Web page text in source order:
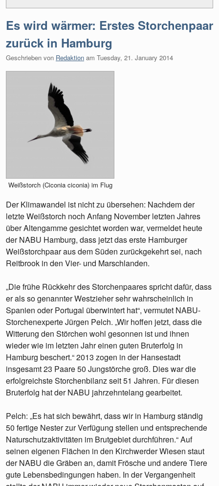
Es wird wärmer: Erstes Storchenpaar
zurück in Hamburg
Geschrieben von Redaktion am Tuesday, 21. January 2014
Weißstorch (Ciconia ciconia) im Flug
Der Klimawandel ist nicht zu übersehen: Nachdem der
letzte Weißstorch noch Anfang November letzten Jahres
über Altengamme gesichtet worden war, vermeldet heute
der NABU Hamburg, dass jetzt das erste Hamburger
Weißstorchpaar aus dem Süden zurückgekehrt sei, nach
Reitbrook in den Vier- und Marschlanden.
„Die frühe Rückkehr des Storchenpaares spricht dafür, dass
er als so genannter Westzieher sehr wahrscheinlich in
Spanien oder Portugal überwintert hat“, vermutet NABU-
Storchenexperte Jürgen Pelch. „Wir hoffen jetzt, dass die
Witterung den Störchen wohl gesonnen ist und ihnen
wieder wie im letzten Jahr einen guten Bruterfolg in
Hamburg beschert.“ 2013 zogen in der Hansestadt
insgesamt 23 Paare 50 Jungstörche groß. Dies war die
erfolgreichste Storchenbilanz seit 51 Jahren. Für diesen
Bruterfolg hat der NABU jahrzehntelang gearbeitet.
Pelch: „Es hat sich bewährt, dass wir in Hamburg ständig
50 fertige Nester zur Verfügung stellen und entsprechende
Naturschutzaktivitäten im Brutgebiet durchführen.“ Auf
seinen eigenen Flächen in den Kirchwerder Wiesen staut
der NABU die Gräben an, damit Frösche und andere Tiere
gute Lebensbedingungen haben. In der Vergangenheit